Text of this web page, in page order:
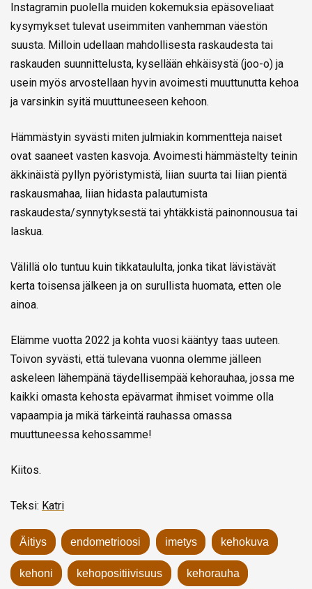
Instagramin puolella muiden kokemuksia epäsoveliaat
kysymykset tulevat useimmiten vanhemman väestön
suusta. Milloin udellaan mahdollisesta raskaudesta tai
raskauden suunnittelusta, kysellään ehkäisystä (joo-o) ja
usein myös arvostellaan hyvin avoimesti muuttunutta kehoa
ja varsinkin syitä muuttuneeseen kehoon.
Hämmästyin syvästi miten julmiakin kommentteja naiset
ovat saaneet vasten kasvoja. Avoimesti hämmästelty teinin
äkkinäistä pyllyn pyöristymistä, liian suurta tai liian pientä
raskausmahaa, liian hidasta palautumista
raskaudesta/synnytyksestä tai yhtäkkistä painonnousua tai
laskua.
Välillä olo tuntuu kuin tikkataululta, jonka tikat lävistävät
kerta toisensa jälkeen ja on surullista huomata, etten ole
ainoa.
Elämme vuotta 2022 ja kohta vuosi kääntyy taas uuteen.
Toivon syvästi, että tulevana vuonna olemme jälleen
askeleen lähempänä täydellisempää kehorauhaa, jossa me
kaikki omasta kehosta epävarmat ihmiset voimme olla
vapaampia ja mikä tärkeintä rauhassa omassa
muuttuneessa kehossamme!
Kiitos.
Teksi: Katri
Äitiys endometrioosi imetys kehokuva
kehoni kehopositiivisuus kehorauha